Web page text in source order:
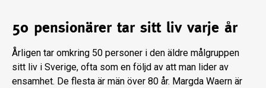
50 pensionärer tar sitt liv varje år
Årligen tar omkring 50 personer i den äldre målgruppen
sitt liv i Sverige, ofta som en följd av att man lider av
ensamhet. De flesta är män över 80 år. Margda Waern är